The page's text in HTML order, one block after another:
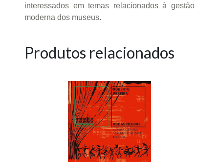
interessados em temas relacionados à gestão
moderna dos museus.
Produtos relacionados